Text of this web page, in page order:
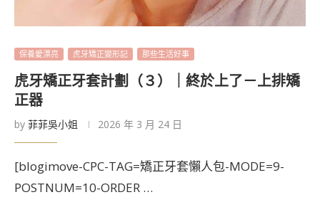
保養愛漂亮 虎牙矯正變形記 那些生活好事
虎牙矯正牙套計劃（３）｜終於上了－上排矯
正器
by 菲菲吳小姐 2026 年 3 月 24 日
[blogimove-CPC-TAG=矯正牙套懶人包-MODE=9-
POSTNUM=10-ORDER …